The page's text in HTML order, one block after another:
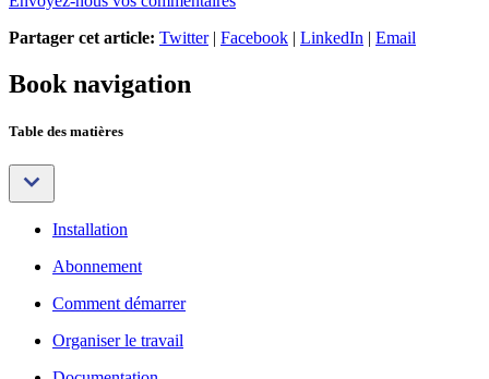
Partager cet article: Twitter| Facebook | LinkedIn | Email
Book navigation
Table des matières
Installation
Abonnement
Comment démarrer
Organiser le travail